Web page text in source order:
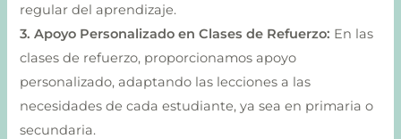
regular del aprendizaje.
3. Apoyo Personalizado en Clases de Refuerzo: En las
clases de refuerzo, proporcionamos apoyo
personalizado, adaptando las lecciones a las
necesidades de cada estudiante, ya sea en primaria o
secundaria.